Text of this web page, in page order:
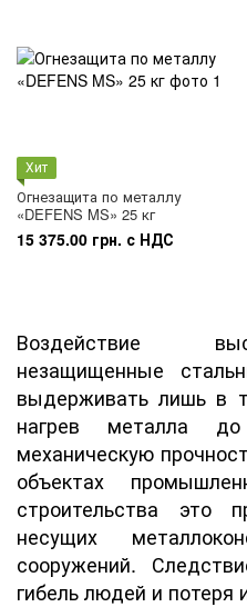
Хит
Огнезащита по металлу
«DEFENS MS» 25 кг
15 375.00 грн. с НДС
Воздействие
незащищенные
выдерживать лишь в
нагрев металла
механическую
объектах
строительства это
несущих
сооружений.
гибель людей и потеря